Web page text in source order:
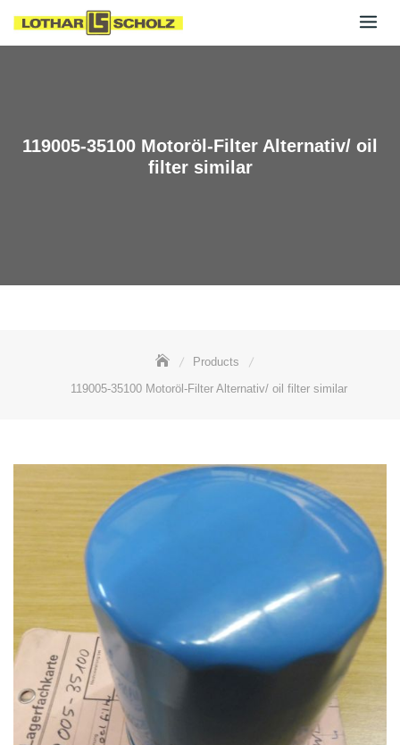
119005-35100 Motoröl-Filter Alternativ/ oil
filter similar
Products
119005-35100 Motoröl-Filter Alternativ/ oil filter similar